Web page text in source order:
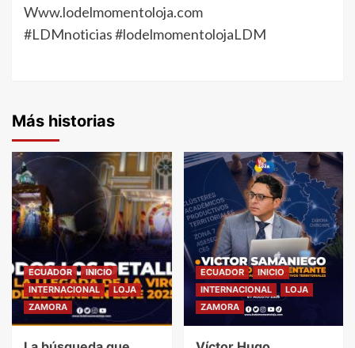
Www.lodelmomentoloja.com
#LDMnoticias#lodelmomentolojaLDM
Más historias
ECUADOR
INICIO
INTERNACIONAL
LOJA
ZAMORA
ECUADOR
INICIO
INTERNACIONAL
LOJA
ZAMORA